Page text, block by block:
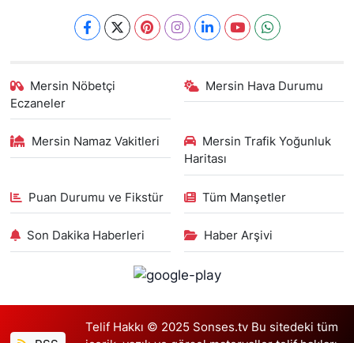
Mersin Nöbetçi
Eczaneler
Mersin Hava Durumu
Mersin Namaz Vakitleri
Mersin Trafik Yoğunluk
Haritası
Puan Durumu ve Fikstür Tüm Manşetler
Son Dakika Haberleri Haber Arşivi
Telif Hakkı © 2025 Sonses.tv Bu sitedeki tüm